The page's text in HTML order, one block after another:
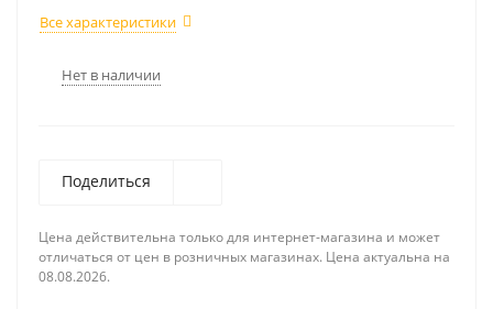
Все характеристики
Нет в наличии
Поделиться
Цена действительна только для интернет-магазина и может
отличаться от цен в розничных магазинах. Цена актуальна на
08.08.2026.